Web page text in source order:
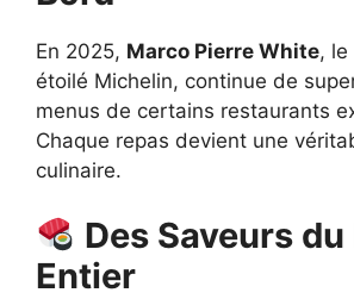
En 2025, Marco Pierre White, le
étoilé Michelin, continue de
menus de certains restaurants
Chaque repas devient une
culinaire.
Des Saveurs
Entier